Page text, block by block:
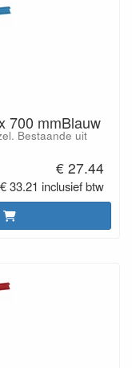
700 mmBlauw
Bestaande uit
€ 27.44
€ 33.21 inclusief btw